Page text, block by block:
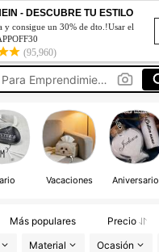
- DESCUBRE TU ESTILO
y consigue un 30% de dto.!Usar el
(95,960)
De Ahorro
Bolsas Personalizadas Para Negocio
Bolsas Para Emprendimiento Personalizada
De Ahorro
Vacaciones Aniversario
Más populares Precio
Material Ocasión